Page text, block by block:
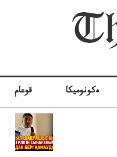
قوعام ەكونوميكا